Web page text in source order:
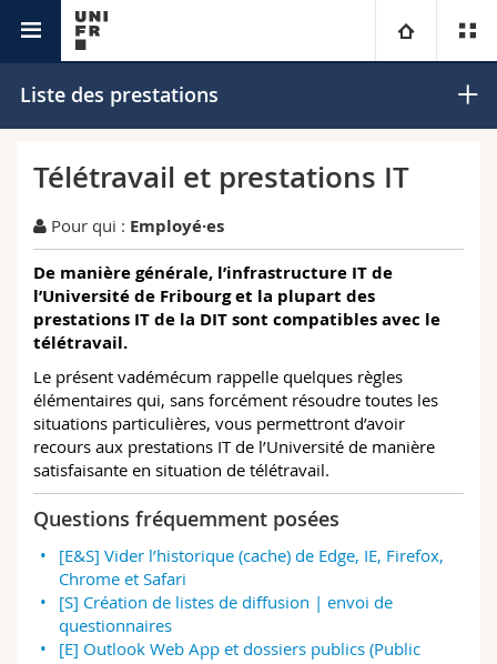
Université
Recherche
Université
Formation continue
Droit
Sciences économiques et sociales et management
Lettres et sciences humaines
Sciences de l'éducation et de la formation
Sciences et médecine
Interfacultaire
Vous êtes
Futurs étudiants
Etudiants
Médias
Chercheurs
Collaborateurs
Doctorants
Ressources
Annuaire du personnel
Plan d'accès
Bibliothèques
Webmail
Programme des cours
MyUnifr
Liste des prestations
Télétravail et prestations IT
Pour qui : Employé·es
De manière générale, l’infrastructure IT de
l’Université de Fribourg et la plupart des
prestations IT de la DIT sont compatibles avec le
télétravail.
Le présent vadémécum rappelle quelques règles
élémentaires qui, sans forcément résoudre toutes les
situations particulières, vous permettront d’avoir
recours aux prestations IT de l’Université de manière
satisfaisante en situation de télétravail.
Questions fréquemment posées
[E&S] Vider l’historique (cache) de Edge, IE, Firefox,
Chrome et Safari
[S] Création de listes de diffusion | envoi de
questionnaires
[E] Outlook Web App et dossiers publics (Public